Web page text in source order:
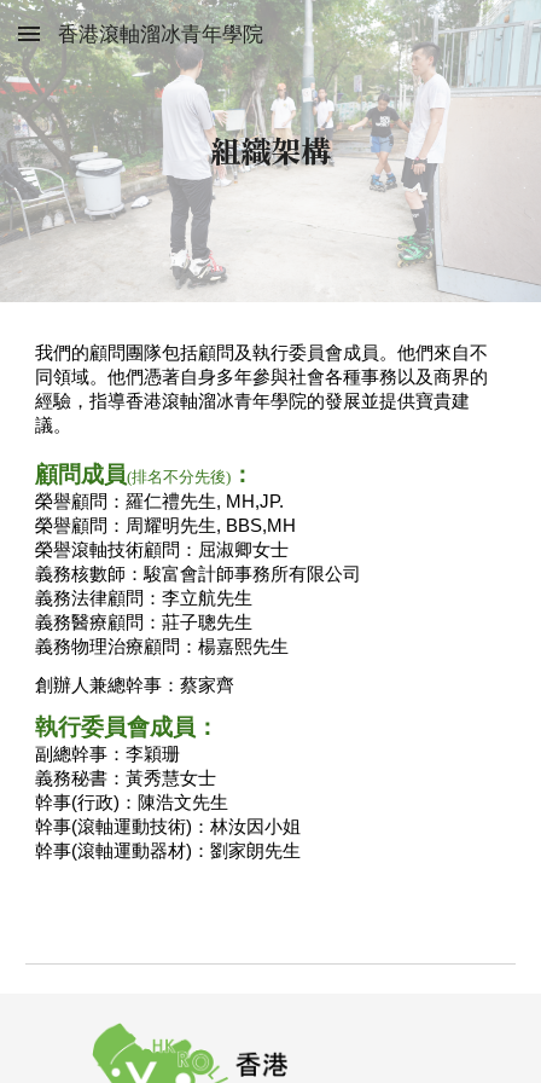
Skip to main content Skip to navigation
香港滾軸溜冰青年學院
組織架構
我們的顧問團隊包括顧問及執行委員會成員。他們來自不
同領域。他們憑著自身多年參與社會各種事務以及商界的
經驗，指導香港滾軸溜冰青年學院的發展並提供寶貴建
議。
顧問成員(排名不分先後) ：
榮譽顧問：羅仁禮先生, MH,JP.
榮譽顧問：周耀明先生, BBS,MH
榮譽滾軸技術顧問：屈淑卿女士
義務核數師：駿富會計師事務所有限公司
義務法律顧問：李立航先生
義務醫療顧問：莊子聰先生
義務物理治療顧問：楊嘉熙先生
創辦人兼總幹事：蔡家齊
執行委員會成員：
副總幹事 ：李穎珊
義務秘書：黃秀慧女士
幹事(行政)：陳浩文先生
幹事(滾軸運動技術)：林汝因小姐
幹事(滾軸運動器材)：劉家朗先生